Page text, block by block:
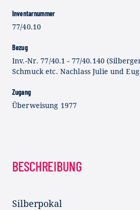
Inventarnummer
77/40.10
Bezug
Inv.-Nr. 77/40.1 - 77/40.140
Schmuck etc. Nachlass Julie und
Zugang
Überweisung 1977
BESCHREIBUNG
Silberpokal